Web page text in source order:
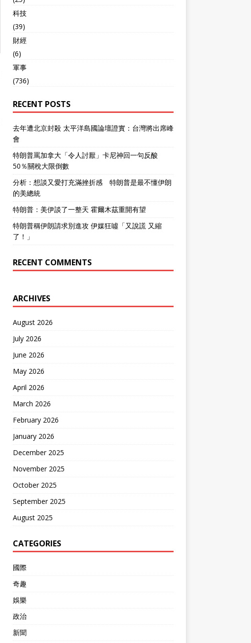
科技
(39)
財經
(6)
軍事
(736)
RECENT POSTS
去年遭北京封殺 太平洋島國論壇證實：台灣將出席峰
會
特朗普罵加拿大「令人討厭」卡尼神回一句反酸
50％關稅大限倒數
分析：想談又愛打充滿挫折感 特朗普是最不懂伊朗
的美總統
特朗普：美伊談了一整天 霍爾木茲重開有望
特朗普稱伊朗請求別進攻 伊媒狂噓「又說謊 又縮
了！」
RECENT COMMENTS
ARCHIVES
August 2026
July 2026
June 2026
May 2026
April 2026
March 2026
February 2026
January 2026
December 2025
November 2025
October 2025
September 2025
August 2025
CATEGORIES
國際
奇趣
娛樂
政治
新聞